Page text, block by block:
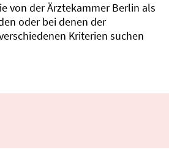
von der Ärztekammer Berlin als
oder bei denen der
Kriterien suchen